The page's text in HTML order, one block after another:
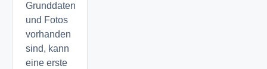
Grunddaten
und Fotos
vorhanden
sind, kann
eine erste